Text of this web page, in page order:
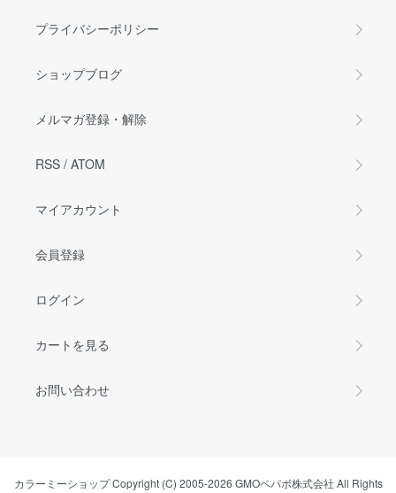
プライバシーポリシー
ショップブログ
メルマガ登録・解除
RSS / ATOM
マイアカウント
会員登録
ログイン
カートを見る
お問い合わせ
カラーミーショップCopyright (C) 2005-2026 GMOペパボ株式会社 All Rights